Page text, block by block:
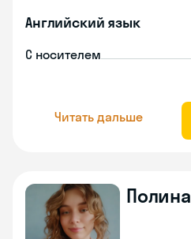
Английский язык
С носителем
Читать дальше
Полина